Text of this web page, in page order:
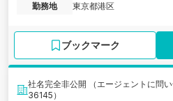
勤務地
東京都港区
ブックマーク
社名完全非公開 （エージェントに問
36145）